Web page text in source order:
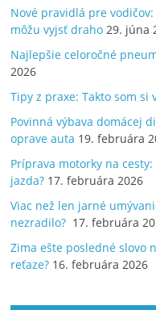
Nové pravidlá pre vodičov:
môžu vyjsť draho 29. júna
Najlepšie celoročné
2026
Tipy z praxe: Takto som
Povinná výbava domácej
oprave auta 19. februára
Príprava motorky na
jazda? 17. februára 2026
Viac než len jarné
nezradilo? 17. februára
Zima ešte posledné slovo
reťaze? 16. februára 2026